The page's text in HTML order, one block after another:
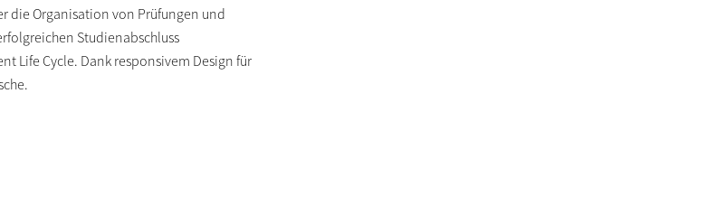
die Organisation von Prüfungen und
Studienabschluss
Life Cycle. Dank responsivem Design für